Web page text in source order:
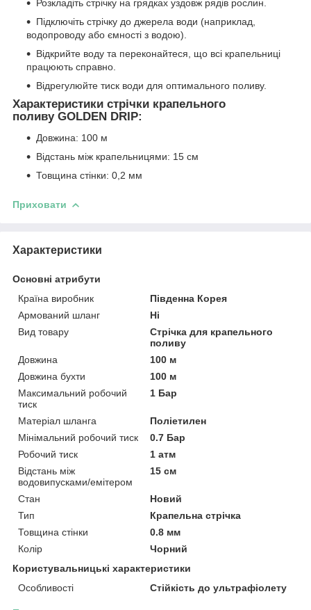
Розкладіть стрічку на грядках уздовж рядів рослин.
Підключіть стрічку до джерела води (наприклад,
водопроводу або ємності з водою).
Відкрийте воду та переконайтеся, що всі крапельниці
працюють справно.
Відрегулюйте тиск води для оптимального поливу.
Характеристики стрічки крапельного
поливу GOLDEN DRIP:
Довжина: 100 м
Відстань між крапельницями: 15 см
Товщина стінки: 0,2 мм
Приховати
Характеристики
Основні атрибути
Країна виробник
Південна Корея
Армований шланг
Ні
Вид товару
Стрічка для крапельного
поливу
Довжина
100 м
Довжина бухти
100 м
Максимальний робочий
тиск
1 Бар
Матеріал шланга
Поліетилен
Мінімальний робочий тиск
0.7 Бар
Робочий тиск
1 атм
Відстань між
водовипусками/емітером
15 см
Стан
Новий
Тип
Крапельна стрічка
Товщина стінки
0.8 мм
Колір
Чорний
Користувальницькі характеристики
Особливості
Стійкість до ультрафіолету